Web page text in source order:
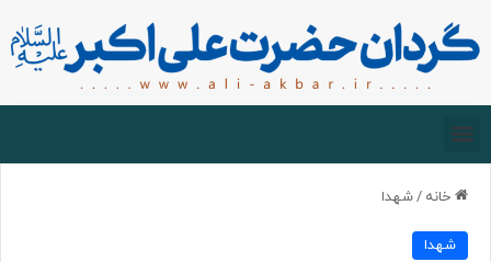
خانه /شهدا
شهدا